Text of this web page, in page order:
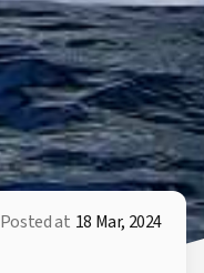
Posted at 18 Mar, 2024